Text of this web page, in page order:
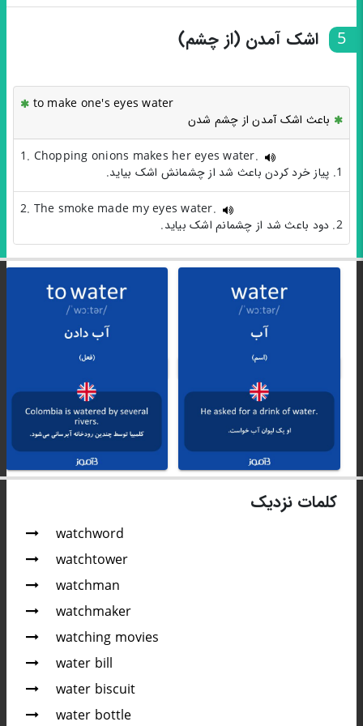
5 اشک آمدن (از چشم)
to make one's eyes water
باعث اشک آمدن از چشم شدن
1. Chopping onions makes her eyes water.
1. پیاز خرد کردن باعث شد از چشمانش اشک بیاید.
2. The smoke made my eyes water.
2. دود باعث شد از چشمانم اشک بیاید.
کلمات نزدیک
watchword
watchtower
watchman
watchmaker
watching movies
water bill
water biscuit
water bottle